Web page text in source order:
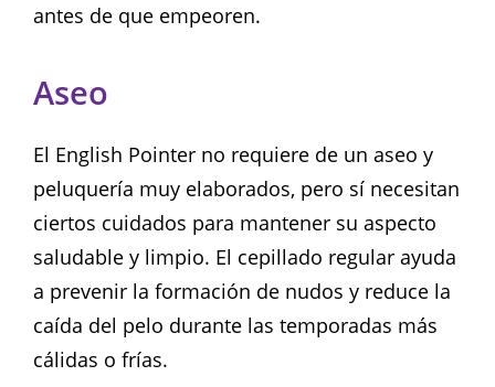
antes de que empeoren.
Aseo
El English Pointer no requiere de un aseo y
peluquería muy elaborados, pero sí necesitan
ciertos cuidados para mantener su aspecto
saludable y limpio. El cepillado regular ayuda
a prevenir la formación de nudos y reduce la
caída del pelo durante las temporadas más
cálidas o frías.